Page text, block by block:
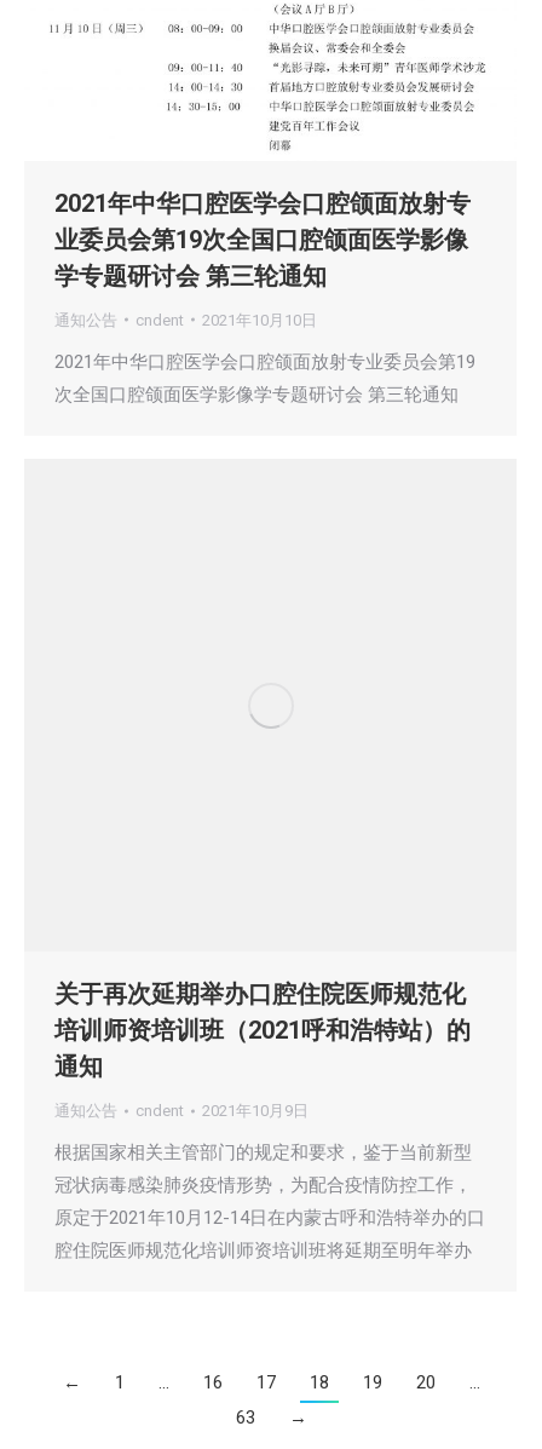
2021年中华口腔医学会口腔颌面放射专
业委员会第19次全国口腔颌面医学影像
学专题研讨会 第三轮通知
通知公告 cndent 2021年10月10日
2021年中华口腔医学会口腔颌面放射专业委员会第19
次全国口腔颌面医学影像学专题研讨会 第三轮通知
关于再次延期举办口腔住院医师规范化
培训师资培训班（2021呼和浩特站）的
通知
通知公告 cndent 2021年10月9日
根据国家相关主管部门的规定和要求，鉴于当前新型
冠状病毒感染肺炎疫情形势，为配合疫情防控工作，
原定于2021年10月12-14日在内蒙古呼和浩特举办的口
腔住院医师规范化培训师资培训班将延期至明年举办
← 1 … 16 17 18 19 20
…
63
→